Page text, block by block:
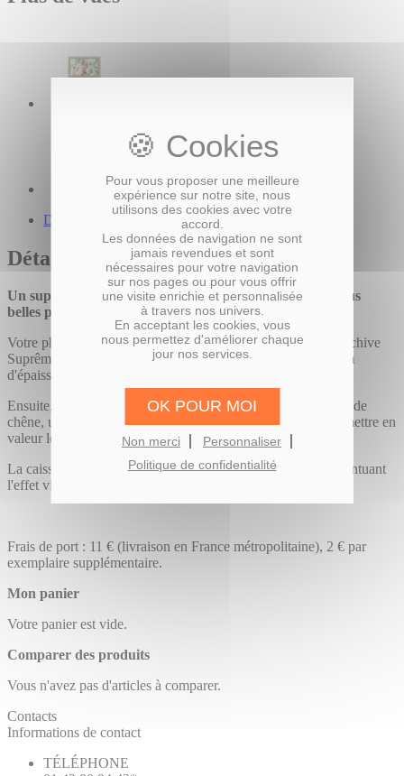
Pour vous proposer une meilleure
expérience sur notre site, nous
utilisons des cookies avec votre
accord.
Les données de navigation ne sont
jamais revendues et sont
nécessaires pour votre navigation
sur nos pages ou pour vous offrir
une visite enrichie et personnalisée
à travers nos univers.
En acceptant les cookies, vous
nous permettez d'améliorer chaque
jour nos services.
OK POUR MOI
Non merci
Personnaliser
Politique de confidentialité
Description du produit
Détails
Un support de haute qualité conçu pour sublimer vos plus
belles photos.
Votre photo est développée sur du papier Fujifilm Crystal Archive
Suprême, puis montée sur une plaque en aluminium de 2 mm
d'épaisseur.
Ensuite, elle est encadrée dans une caisse américaine en bois de
chêne, un cadre à fond plat très prisé dans les galeries pour mettre en
valeur les œuvres.
La caisse américaine crée une impression de flottement, accentuant
l'effet visuel du tableau qu'elle encadre.
Frais de port : 11 € (livraison en France métropolitaine), 2 € par
exemplaire supplémentaire.
Mon panier
Votre panier est vide.
Comparer des produits
Vous n'avez pas d'articles à comparer.
Contacts
Informations de contact
TÉLÉPHONE